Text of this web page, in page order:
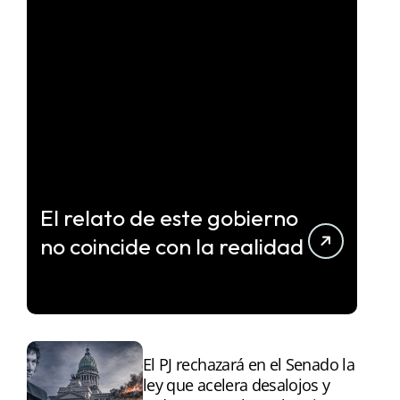
El relato de este gobierno
no coincide con la realidad
El PJ rechazará en el Senado la
ley que acelera desalojos y